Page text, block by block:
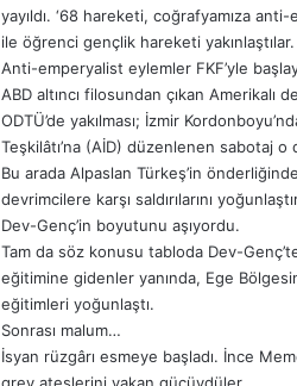
yayıldı. ‘68 hareketi, coğrafyamıza
ile öğrenci gençlik hareketi yakınlaştılar.
Anti-emperyalist eylemler FKF’yle
ABD altıncı filosundan çıkan Amerikalı
ODTÜ’de yakılması; İzmir
Teşkilâtı’na (AİD) düzenlenen sabotaj
Bu arada Alpaslan Türkeş’in
devrimcilere karşı saldırılarını
Dev-Genç’in boyutunu aşıyordu.
Tam da söz konusu tabloda Dev-
eğitimine gidenler yanında, Ege
eğitimleri yoğunlaştı.
Sonrası malum…
İsyan rüzgârı esmeye başladı. İnce